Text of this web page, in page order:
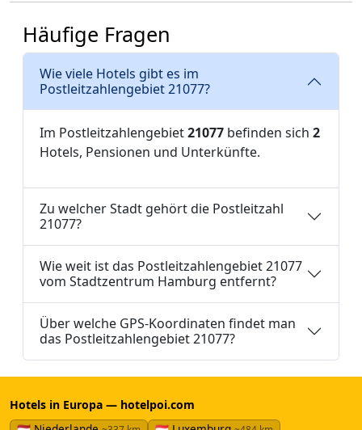
Häufige Fragen
Wie viele Hotels gibt es im
Postleitzahlengebiet 21077?
Im Postleitzahlengebiet21077 befinden sich 2
Hotels, Pensionen und Unterkünfte.
Zu welcher Stadt gehört die Postleitzahl
21077?
Wie weit ist das Postleitzahlengebiet 21077
vom Stadtzentrum Hamburg entfernt?
Über welche GPS-Koordinaten findet man
das Postleitzahlengebiet 21077?
Hotels in Europa — hotelpoi.com